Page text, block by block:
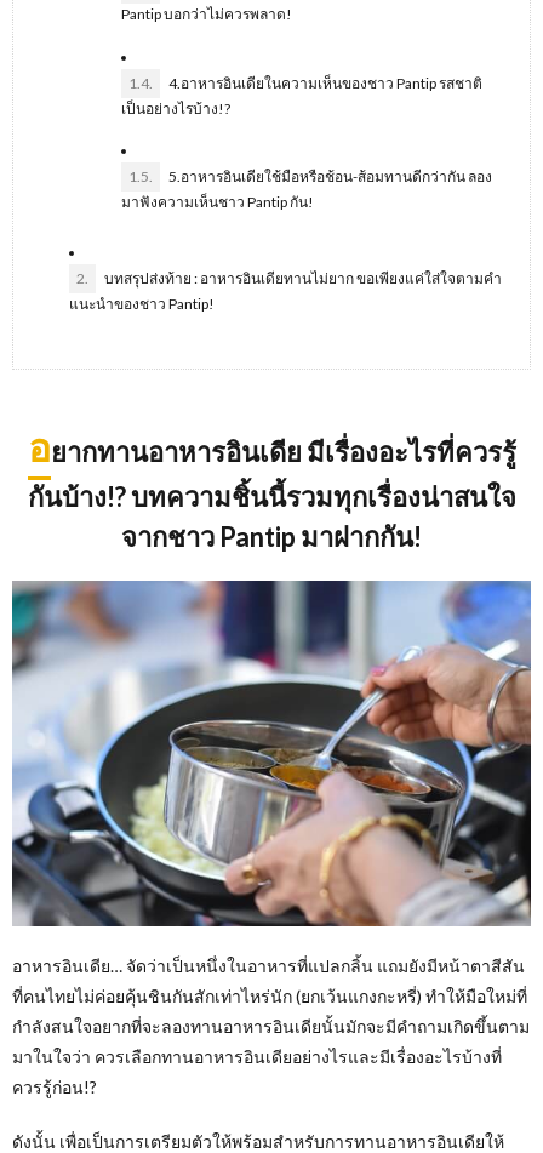
Pantip บอกว่าไม่ควรพลาด!
1.4.
4.อาหารอินเดียในความเห็นของชาว Pantip รสชาติ
เป็นอย่างไรบ้าง!?
1.5.
5.อาหารอินเดียใช้มือหรือช้อน-ส้อมทานดีกว่ากัน ลอง
มาฟังความเห็นชาว Pantip กัน!
2.
บทสรุปส่งท้าย : อาหารอินเดียทานไม่ยาก ขอเพียงแค่ใส่ใจตามคำ
แนะนำของชาว Pantip!
อยากทานอาหารอินเดีย มีเรื่องอะไรที่ควรรู้
กันบ้าง!? บทความชิ้นนี้รวมทุกเรื่องน่าสนใจ
จากชาว Pantip มาฝากกัน!
อาหารอินเดีย… จัดว่าเป็นหนึ่งในอาหารที่แปลกลิ้น แถมยังมีหน้าตาสีสัน
ที่คนไทยไม่ค่อยคุ้นชินกันสักเท่าไหร่นัก (ยกเว้นแกงกะหรี่) ทำให้มือใหม่ที่
กำลังสนใจอยากที่จะลองทานอาหารอินเดียนั้นมักจะมีคำถามเกิดขึ้นตาม
มาในใจว่า ควรเลือกทานอาหารอินเดียอย่างไรและมีเรื่องอะไรบ้างที่
ควรรู้ก่อน!?
ดังนั้น เพื่อเป็นการเตรียมตัวให้พร้อมสำหรับการทานอาหารอินเดียให้